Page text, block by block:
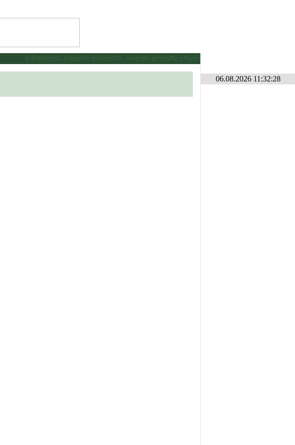
გამოცხადდა კონკურსი ლილე2026 . იხილეთ ფორუმზე კონკურსების განყოფილებაში
06.08.2026 11:32:28